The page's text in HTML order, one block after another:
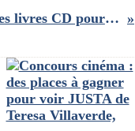
Et si on osait les livres CD pour les enfants?